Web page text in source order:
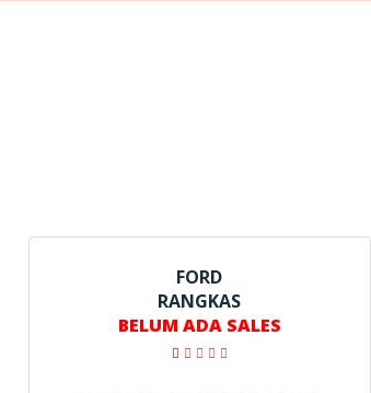
FORD
RANGKAS
BELUM ADA SALES